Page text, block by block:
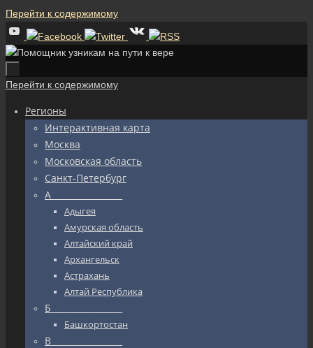
Перейти к содержимому
Перейти к содержимому
Регионы
Интерактивная карта
Москва
Московская область
Санкт-Петербург
А_________________
Адыгея
Амурская область
Алтайский край
Архангельск
Астрахань
Алтай Республика
Б_________________
Башкортостан
В_________________